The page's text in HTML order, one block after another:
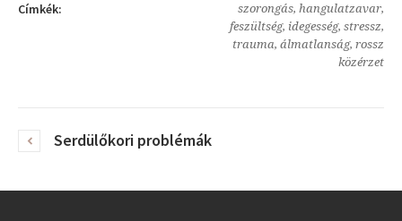
Címkék:
szorongás, hangulatzavar,
feszültség, idegesség, stressz,
trauma, álmatlanság, rossz
közérzet
Serdülőkori problémák